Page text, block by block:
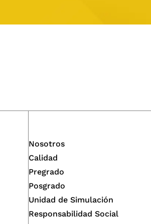
Nosotros
Calidad
Pregrado
Posgrado
Unidad de Simulación
Responsabilidad Social